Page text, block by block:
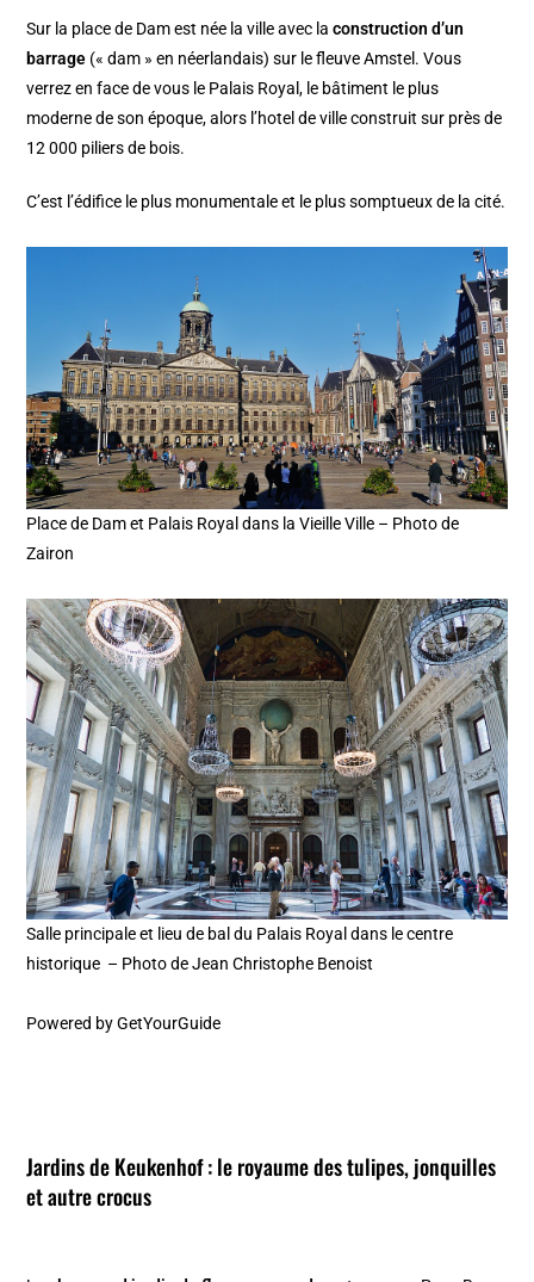
Sur la place de Dam est née la ville avec laconstruction d’un
barrage (« dam » en néerlandais) sur le fleuve Amstel. Vous
verrez en face de vous le Palais Royal, le bâtiment le plus
moderne de son époque, alors l’hotel de ville construit sur près de
12 000 piliers de bois.
C’est l’édifice le plus monumentale et le plus somptueux de la cité.
Place de Dam et Palais Royal dans la Vieille Ville – Photo de
Zairon
Salle principale et lieu de bal du Palais Royal dans le centre
historique – Photo de Jean Christophe Benoist
Powered byGetYourGuide
Jardins de Keukenhof: le royaume des tulipes, jonquilles
et autre crocus